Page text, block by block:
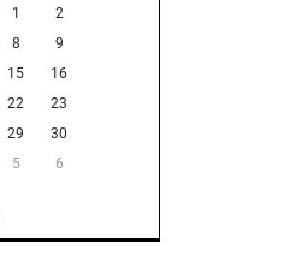
1
2
8
9
15
16
22
23
29
30
5 6